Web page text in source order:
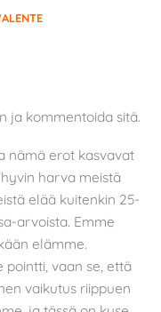
ja kommentoida sitä.
nämä erot kasvavat
harva meistä
elää kuitenkin 25-
arvoista. Emme
elämme.
pointti, vaan se, että
vaikutus riippuen